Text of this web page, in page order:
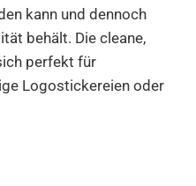
kann und dennoch
behält. Die cleane,
perfekt für
Logostickereien oder